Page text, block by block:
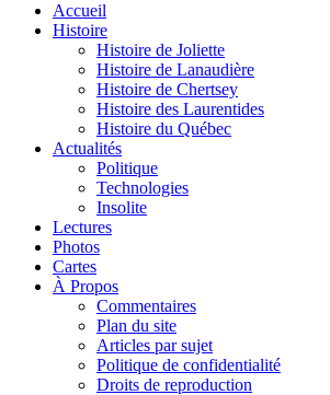
Accueil
Histoire
Histoire de Joliette
Histoire de Lanaudière
Histoire de Chertsey
Histoire des Laurentides
Histoire du Québec
Actualités
Politique
Technologies
Insolite
Lectures
Photos
Cartes
À Propos
Commentaires
Plan du site
Articles par sujet
Politique de confidentialité
Droits de reproduction